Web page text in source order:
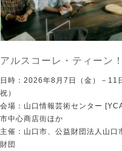
アルスコーレ・ティーン！
日時：2026年8月7日（金）－11
祝）
会場：山口情報芸術センター
市中心商店街ほか
主催：山口市、公益財団法人山口
財団